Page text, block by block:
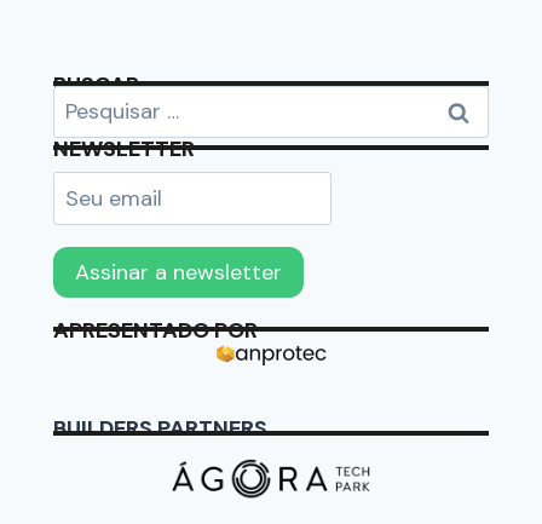
BUSCAR
NEWSLETTER
APRESENTADO POR
BUILDERS PARTNERS